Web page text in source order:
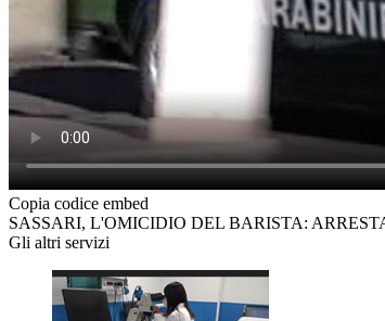
Copia codice embed
SASSARI, L'OMICIDIO DEL BARISTA:
Gli altri servizi